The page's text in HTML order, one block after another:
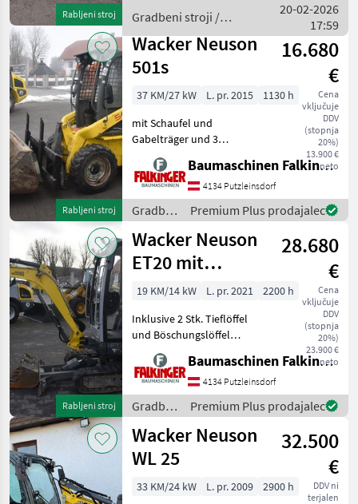
Rabljeni stroj
stroji Vibr
Gradbeni stroji /
Wacker Neuson
20-02-2026
17:59
Rabljeni stroj
Wacker Neuson
501s
16.680
€
Cena
vključuje
DDV
(stopnja
20%)
13.900 €
neto
37 KM/27 kW L. pr. 2015
1130 h
mit Schaufel und
Gabelträger und 3
hydraulischen Steuerkreis!!
Betriebsgewicht: 1810kg
Reifen 60% Der Wacker
Neuson 501s ist in einem
guten Zustand!!
BAUMASCHINE
Baumaschinen Falkinger
4134 Putzleinsdorf
Gradbeni
stroji /
Wacker
Neuson
Premium Plus prodajalec
Rabljeni stroj
Wacker Neuson
ET20 mit
Powertilt
28.680
€
Cena
vključuje
DDV
(stopnja
20%)
23.900 €
neto
19 KM/14 kW L. pr. 2021
2200 h
Inklusive 2 Stk. Tieflöffel
und Böschungslöffel
Schnellwechsler Geel /
Powertilt mit
Hammerleitung Laufwerk
sind 60% 2235 kg
Betriebsgewicht Der Wacker
Neuson ET
Baumaschinen Falkinger
4134 Putzleinsdorf
Gradbeni
stroji /
Wacker
Neuson
Premium Plus prodajalec
Wacker Neuson
WL 25
32.500
€
DDV ni
terjalen
33 KM/24 kW L. pr. 2009
2900 h